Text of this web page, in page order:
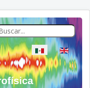
Seleccione su